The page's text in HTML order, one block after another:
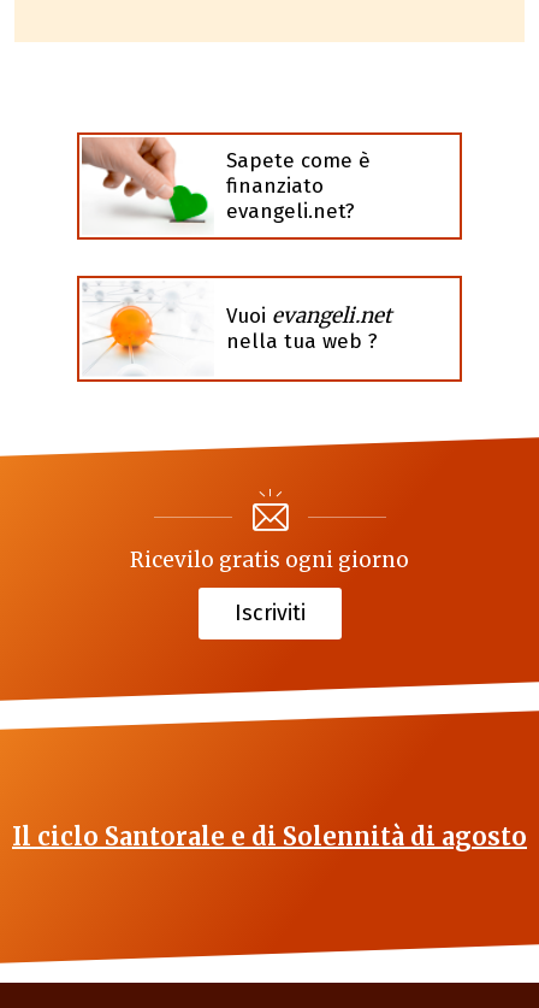
Sapete come è
finanziato
evangeli.net?
Vuoi evangeli.net
nella tua web ?
Ricevilo gratis ogni giorno
Iscriviti
Il ciclo Santorale e di Solennità di agosto